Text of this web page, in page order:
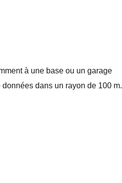
à une base ou un garage
dans un rayon de 100 m.